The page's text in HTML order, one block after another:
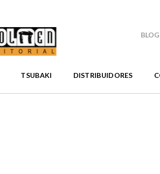
BLOG
TSUBAKI DISTRIBUIDORES